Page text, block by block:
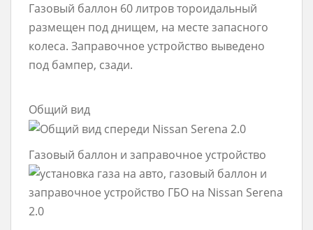
Газовый баллон 60 литров тороидальный
размещен под днищем, на месте запасного
колеса. Заправочное устройство выведено
под бампер, сзади.
Общий вид
Газовый баллон и заправочное устройство